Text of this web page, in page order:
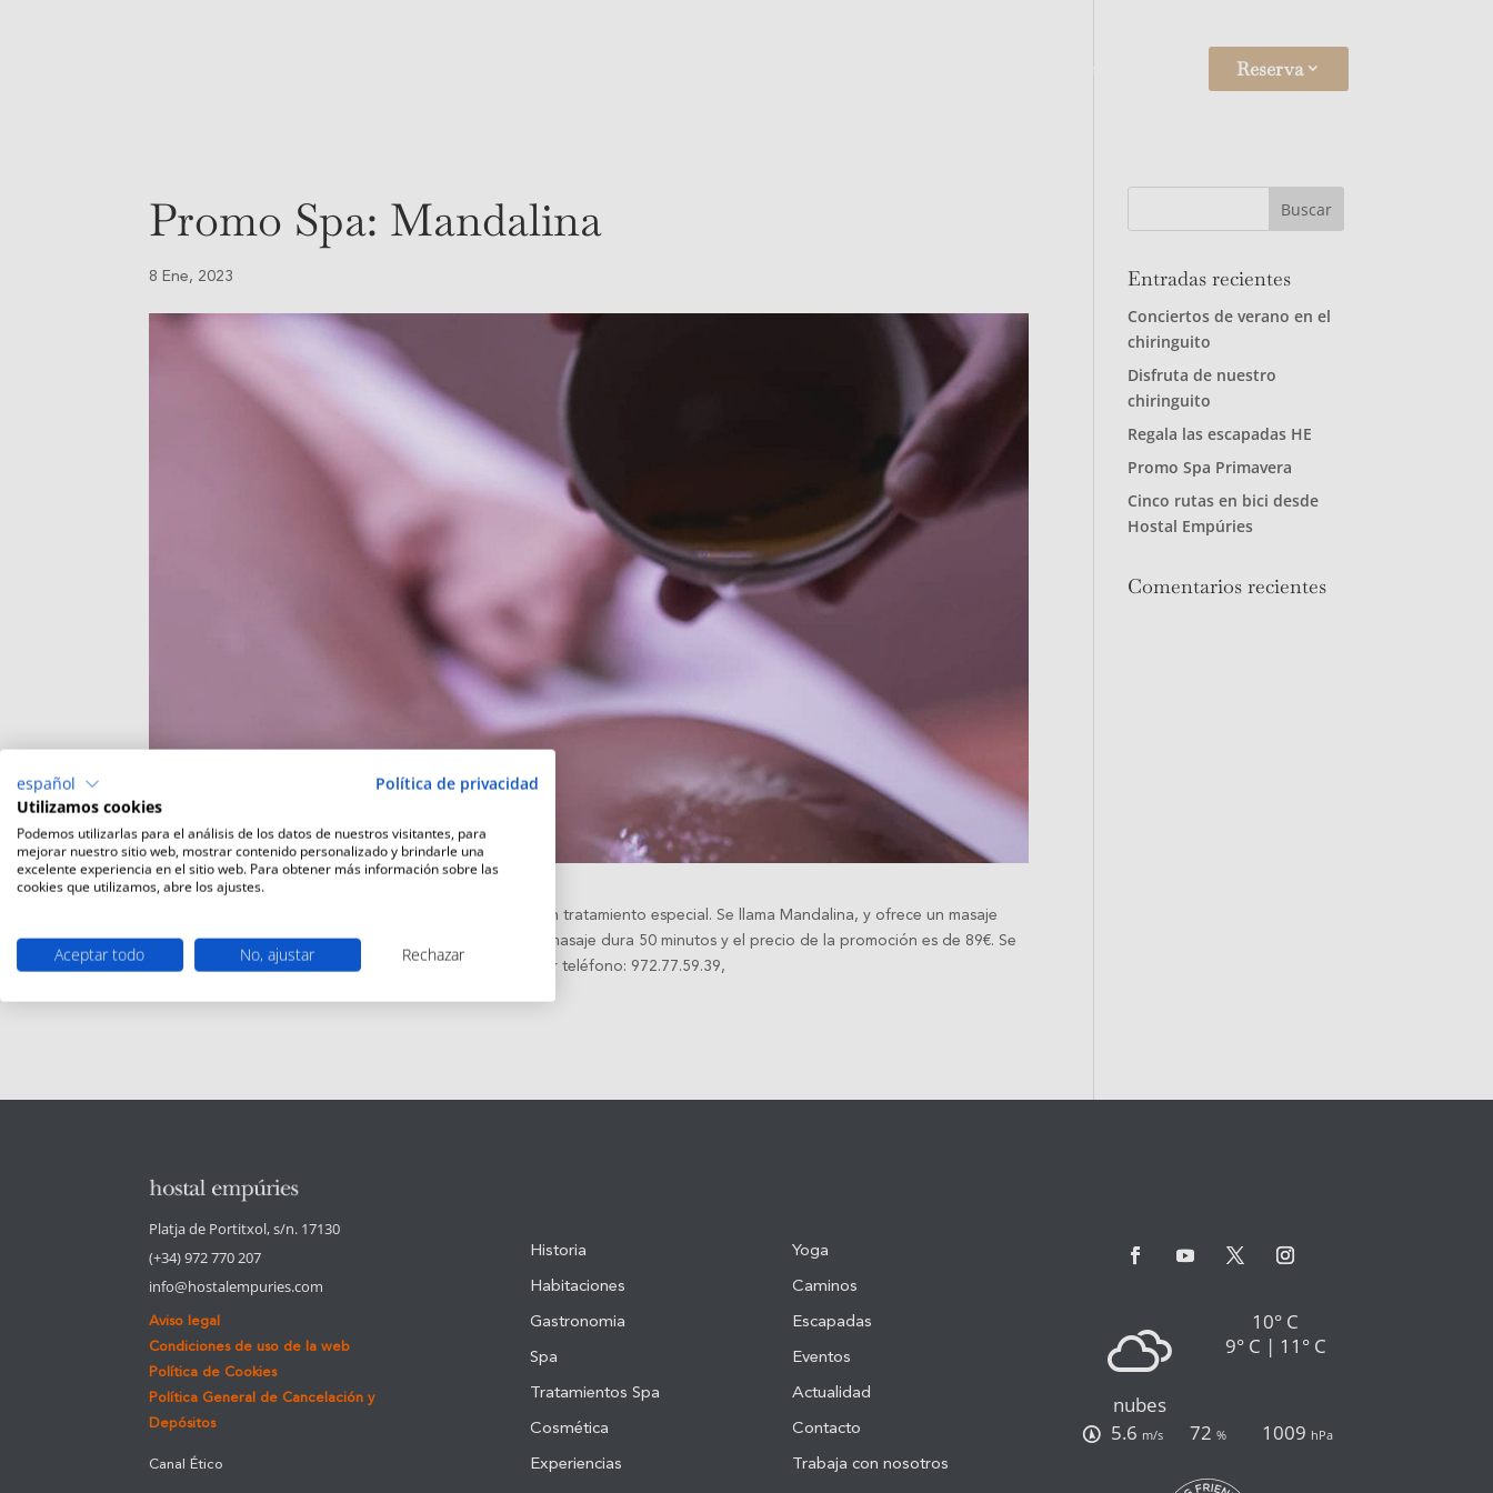
HE Rural Reserva
Promo Spa: Mandalina
8 Ene, 2023
Para este invierno el Spa de Hostal Empúries te ofrece un tratamiento especial. Se llama Mandalina, y ofrece un masaje
relajante con aceite caliente y esencia de mandarina. El masaje dura 50 minutos y el precio de la promoción es de 89€. Se
puede reservar por mail (spa@hostalempuries.com) o por teléfono: 972.77.59.39,
Entradas recientes
Conciertos de verano en el
chiringuito
Disfruta de nuestro
chiringuito
Regala las escapadas HE
Promo Spa Primavera
Cinco rutas en bici desde
Hostal Empúries
Comentarios recientes
Platja de Portitxol, s/n. 17130
(+34) 972 770 207
info@hostalempuries.com
Aviso legal
Condiciones de uso de la web
Política de Cookies
Política General de Cancelación y
Depósitos
Canal Ético
Historia
Habitaciones
Gastronomia
Spa
Tratamientos Spa
Cosmética
Experiencias
Yoga
Caminos
Escapadas
Eventos
Actualidad
Contacto
Trabaja con nosotros
nubes
10° C
9° C | 11° C
5.6 m/s 72 % 1009 hPa
español
Política de privacidad
Utilizamos cookies
Podemos utilizarlas para el análisis de los datos de nuestros visitantes, para
mejorar nuestro sitio web, mostrar contenido personalizado y brindarle una
excelente experiencia en el sitio web. Para obtener más información sobre las
cookies que utilizamos, abre los ajustes.
Aceptar todo No, ajustar Rechazar